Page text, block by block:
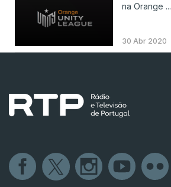
na Orange ...
30 Abr 2020